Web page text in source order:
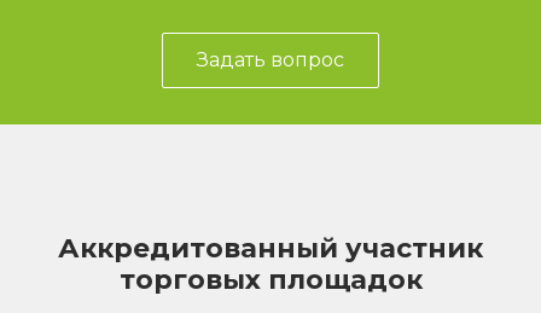
Задать вопрос
Аккредитованный участник
торговых площадок